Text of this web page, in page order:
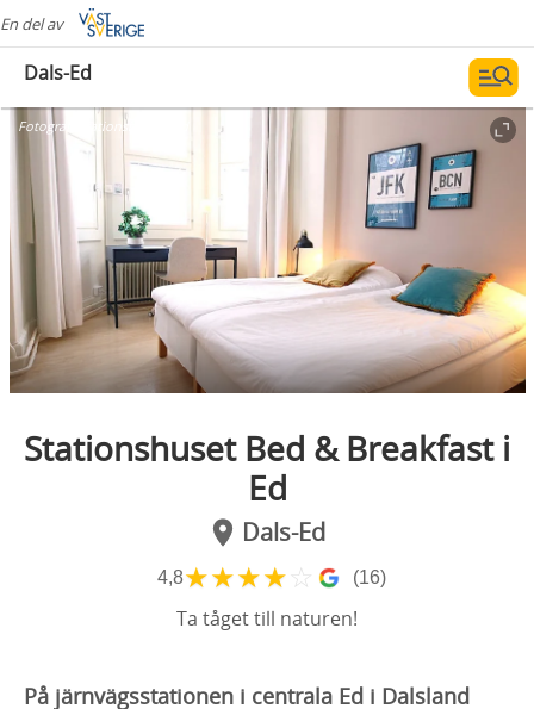
En del av
Dals-Ed
Fotograf: Stationshuset i Ed
Stationshuset Bed & Breakfast i
Ed
Dals-Ed
4,8★★★★ ☆ (16)
Ta tåget till naturen!
På järnvägsstationen i centrala Ed i Dalsland